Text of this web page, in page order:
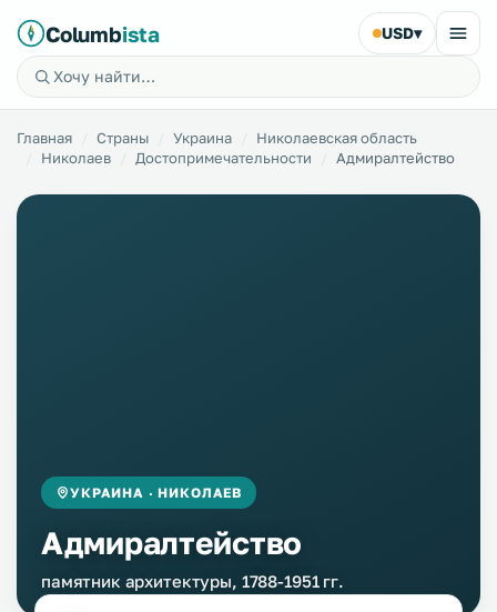
Columbista USD▾
Главная Страны Украина
Николаевская область
Николаев
Достопримечательности Адмиралтейство
УКРАИНА · НИКОЛАЕВ
Адмиралтейство
памятник архитектуры, 1788-1951 гг.